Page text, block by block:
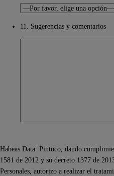
11. Sugerencias y comentarios
Habeas Data: Pintuco, dando
1581 de 2012 y su decreto 1377 de
Personales, autorizo a realizar el